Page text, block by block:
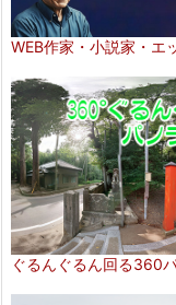
WEB作家・小説家・エ
ぐるんぐるん回る360